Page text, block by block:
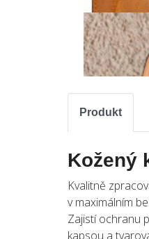
Produkt
Kožený
Kvalitně
v maximálním
Zajistí ochranu
kapsou a